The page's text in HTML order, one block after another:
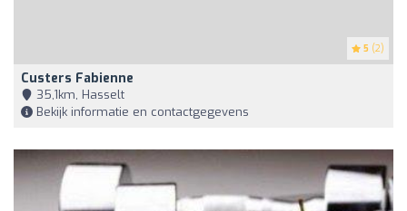
5 (2)
Custers Fabienne
35,1km, Hasselt
Bekijk informatie en contactgegevens